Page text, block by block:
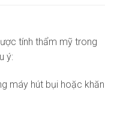
tính thẩm mỹ trong
ý:
máy hút bụi hoặc khăn